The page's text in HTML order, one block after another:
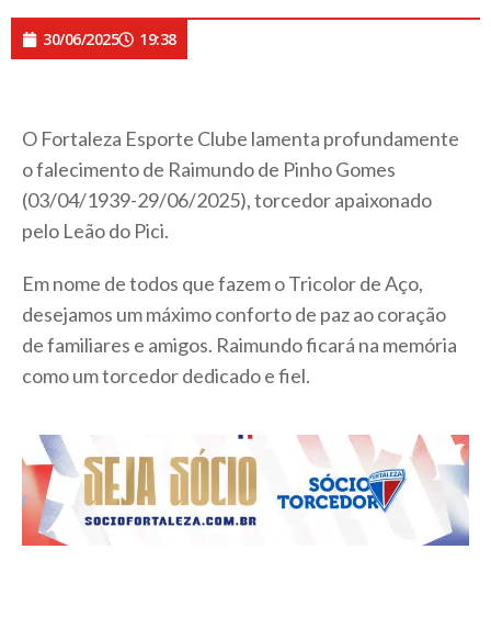
30/06/2025 19:38
O Fortaleza Esporte Clube lamenta profundamente
o falecimento de Raimundo de Pinho Gomes
(03/04/1939-29/06/2025), torcedor apaixonado
pelo Leão do Pici.
Em nome de todos que fazem o Tricolor de Aço,
desejamos um máximo conforto de paz ao coração
de familiares e amigos. Raimundo ficará na memória
como um torcedor dedicado e fiel.